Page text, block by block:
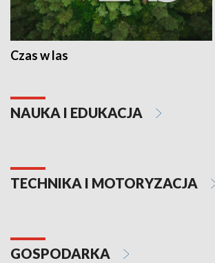
Czas w las
NAUKA I EDUKACJA
TECHNIKA I MOTORYZACJA
GOSPODARKA